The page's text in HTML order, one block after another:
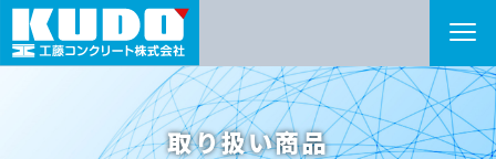
取り扱い商品